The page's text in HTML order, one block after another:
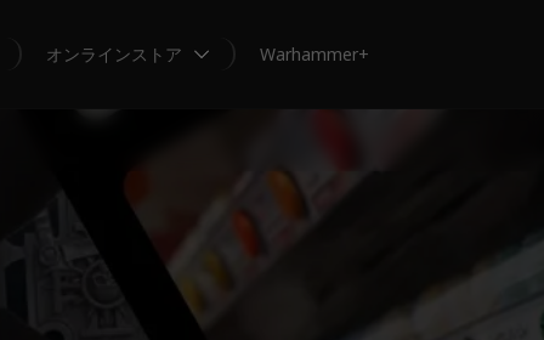
オンラインストア Warhammer+